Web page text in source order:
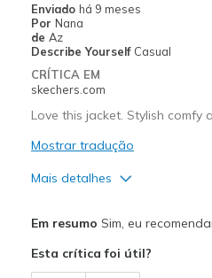
View On Shoes
Enviado há 9 meses
Por Nana
de Az
Describe Yourself Casual
CRÍTICA EM
skechers.com
Love this jacket. Stylish comfy
Mostrar tradução
Mais detalhes
Comfortable
Em resumo Sim, eu
Esta crítica foi útil?